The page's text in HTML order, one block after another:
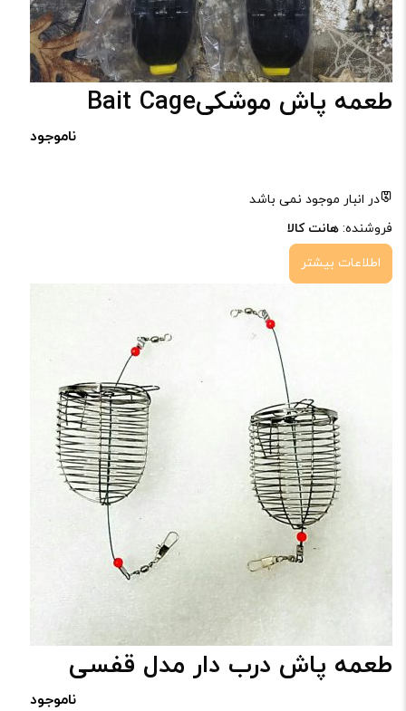
طعمه پاش موشکیBait Cage
ناموجود
در انبار موجود نمی باشد
فروشنده: هانت کالا
اطلاعات بیشتر
طعمه پاش درب دار مدل قفسی
ناموجود